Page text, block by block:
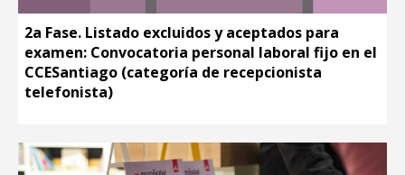
2a Fase. Listado excluidos y aceptados para
examen: Convocatoria personal laboral fijo en el
CCESantiago (categoría de recepcionista
telefonista)